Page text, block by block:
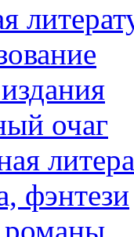
очаг
фэнтези